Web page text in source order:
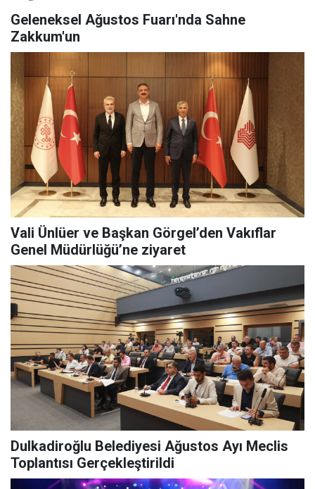
Geleneksel Ağustos Fuarı'nda Sahne
Zakkum'un
Vali Ünlüer ve Başkan Görgel’den Vakıflar
Genel Müdürlüğü’ne ziyaret
Dulkadiroğlu Belediyesi Ağustos Ayı Meclis
Toplantısı Gerçekleştirildi